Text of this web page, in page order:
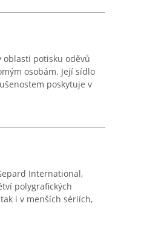
oblasti potisku oděvů
osobám. Její sídlo
poskytuje v
International,
polygrafických
i v menších sériích,